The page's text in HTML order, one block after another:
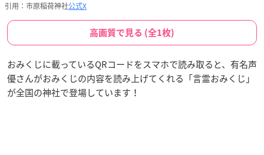
引用：市原稲荷神社公式X
高画質で見る (全1枚)
おみくじに載っているQRコードをスマホで読み取ると、有名声
優さんがおみくじの内容を読み上げてくれる「言霊おみくじ」
が全国の神社で登場しています！